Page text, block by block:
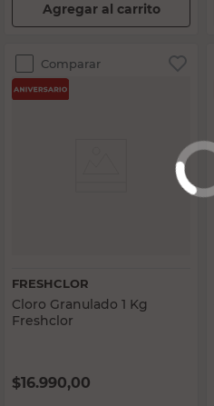
Agregar al carrito
Comparar
FRESHCLOR
Cloro Granulado 1 Kg
Freshclor
$16.990,00